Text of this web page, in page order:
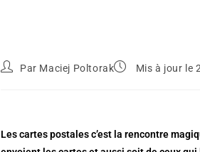
Par Maciej Poltorak Mis à jour le
Les cartes postales c’est la rencontre